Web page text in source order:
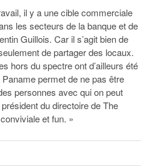
il y a une cible commerciale
les secteurs de la banque et de
Guillois. Car il s’agit bien de
de partager des locaux.
hors du spectre ont d’ailleurs été
permet de ne pas être
personnes avec qui on peut
du directoire de The
et fun. »